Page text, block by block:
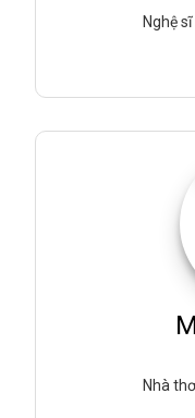
Nghệ
Nhà